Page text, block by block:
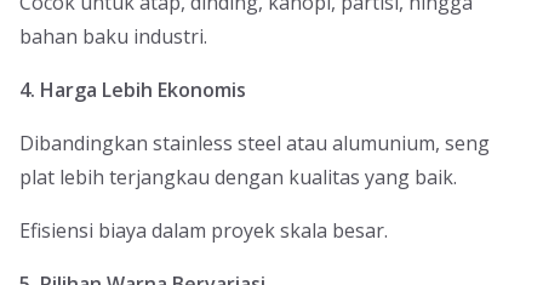
bahan baku industri.
4. Harga Lebih Ekonomis
Dibandingkan stainless steel atau alumunium, seng
plat lebih terjangkau dengan kualitas yang baik.
Efisiensi biaya dalam proyek skala besar.